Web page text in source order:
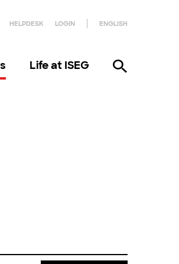
HELPDESK LOGIN ENGLISH
Life at ISEG